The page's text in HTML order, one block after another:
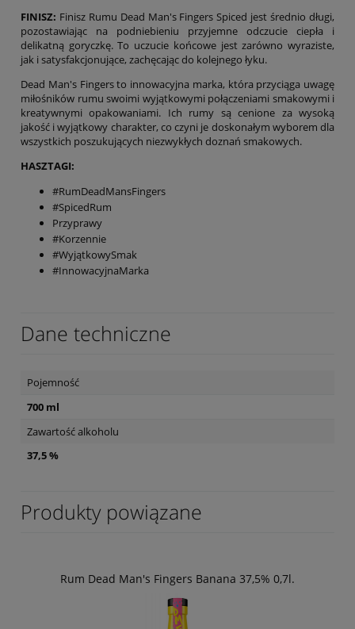
FINISZ: Finisz Rumu Dead Man's Fingers Spiced jest średnio długi,
pozostawiając na podniebieniu przyjemne odczucie ciepła i
delikatną goryczkę. To uczucie końcowe jest zarówno wyraziste,
jak i satysfakcjonujące, zachęcając do kolejnego łyku.
Dead Man's Fingers to innowacyjna marka, która przyciąga uwagę
miłośników rumu swoimi wyjątkowymi połączeniami smakowymi i
kreatywnymi opakowaniami. Ich rumy są cenione za wysoką
jakość i wyjątkowy charakter, co czyni je doskonałym wyborem dla
wszystkich poszukujących niezwykłych doznań smakowych.
HASZTAGI:
#RumDeadMansFingers
#SpicedRum
Przyprawy
#Korzennie
#WyjątkowySmak
#InnowacyjnaMarka
Dane techniczne
Pojemność
700 ml
Zawartość alkoholu
37,5 %
Produkty powiązane
Rum Dead Man's Fingers Banana 37,5% 0,7l.